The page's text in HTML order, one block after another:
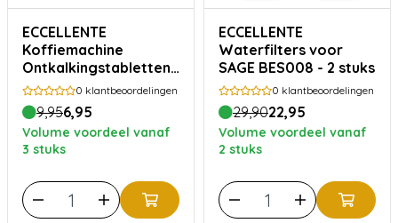
ECCELLENTE
Koffiemachine
Ontkalkingstabletten
- 6 stuks0 klantbeoordelingen
9,956,95
Volume voordeel vanaf
3 stuks
ECCELLENTE
Waterfilters voor
SAGE BES008 - 2 stuks
0 klantbeoordelingen
29,9022,95
Volume voordeel vanaf
2 stuks